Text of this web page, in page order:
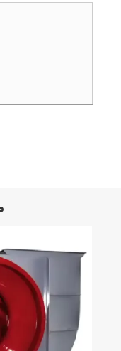
مروحة تهوية
عرض المزيد >>